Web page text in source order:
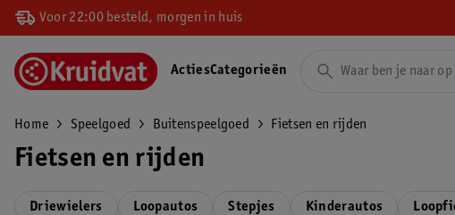
Voor 22:00 besteld, morgen in huis
ActiesCategorieën
Home Speelgoed Buitenspeelgoed Fietsen en rijden
Fietsen en rijden
Driewielers Loopautos Stepjes Kinderautos